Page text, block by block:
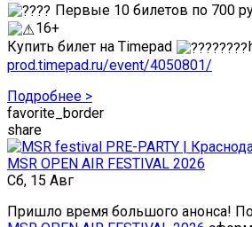
Первые 10 билетов по 700
16+
Купить билет на Timepad
prod.timepad.ru/event/4050801/
Подробнее >
favorite_border
share
MSR OPEN AIR FESTIVAL 2026
Сб, 15 Авг
Пришло время большого анонса!